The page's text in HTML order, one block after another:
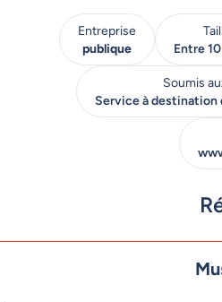
Entreprise
publique
Entre
Soumis
Service à destination